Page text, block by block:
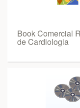
Book Comercial
de Cardiologia